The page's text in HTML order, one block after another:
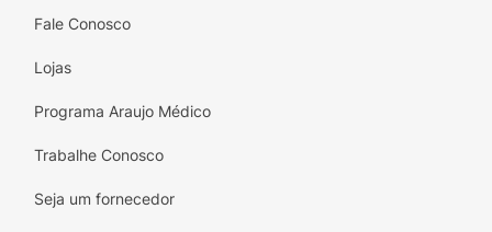
Fale Conosco
Lojas
Programa Araujo Médico
Trabalhe Conosco
Seja um fornecedor